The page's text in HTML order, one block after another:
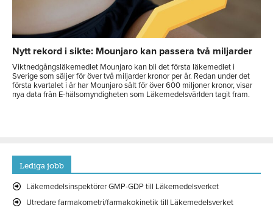
Nytt rekord i sikte: Mounjaro kan passera två miljarder
Viktnedgångsläkemedlet Mounjaro kan bli det första läkemedlet i
Sverige som säljer för över två miljarder kronor per år. Redan under det
första kvartalet i år har Mounjaro sålt för över 600 miljoner kronor, visar
nya data från E-hälsomyndigheten som Läkemedelsvärlden tagit fram.
Lediga jobb
Läkemedelsinspektörer GMP-GDP till Läkemedelsverket
Utredare farmakometri/farmakokinetik till Läkemedelsverket